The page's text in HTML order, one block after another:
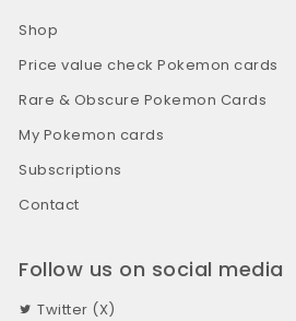
Shop
Price value check Pokemon cards
Rare & Obscure Pokemon Cards
My Pokemon cards
Subscriptions
Contact
Follow us on social media
Twitter (X)